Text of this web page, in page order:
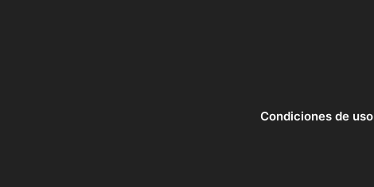
Condiciones de uso